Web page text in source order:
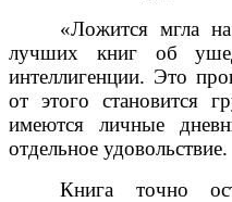
«Ложится мгла
лучших книг об
интеллигенции. Это
от этого становится
имеются личные
отдельное удовольствие.
Книга точно